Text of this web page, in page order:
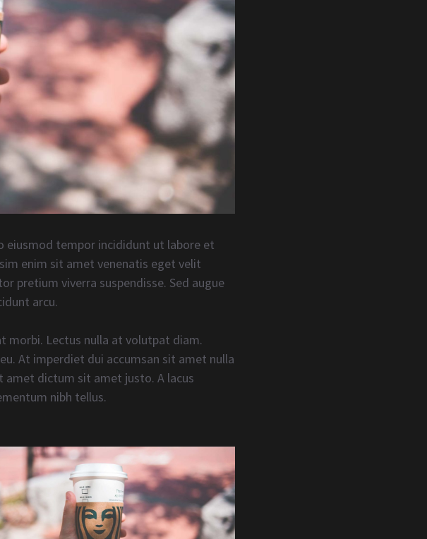
eiusmod tempor incididunt ut labore et
enim sit amet venenatis eget velit
pretium viverra suspendisse. Sed augue
arcu.
morbi. Lectus nulla at volutpat diam.
At imperdiet dui accumsan sit amet nulla
amet dictum sit amet justo. A lacus
nibh tellus.